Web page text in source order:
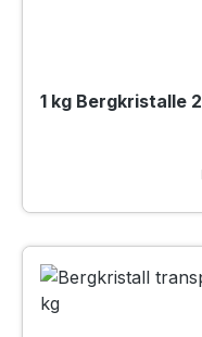
1 kg Bergkristalle